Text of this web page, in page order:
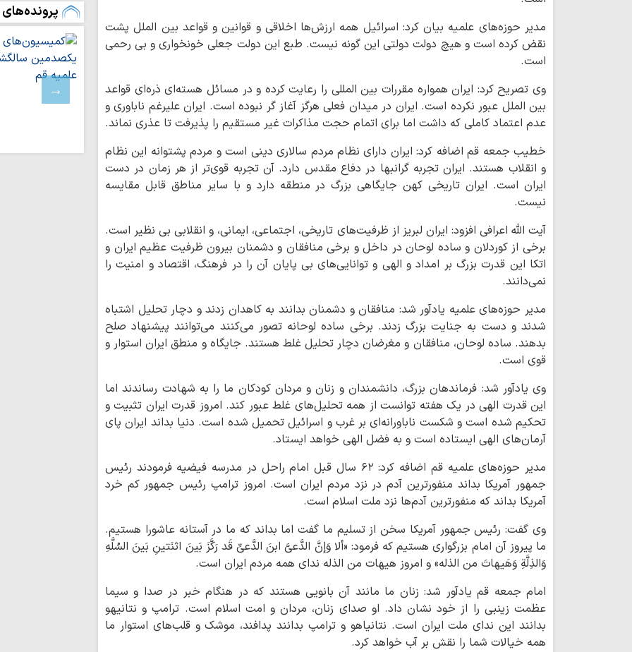
مدیر حوزه‌های علمیه بیان کرد: اسرائیل همه ارزش‌ها اخلاقی و قوانین و قواعد بین الملل پشت
نقض کرده است و هیچ دولت دولتی این گونه نیست. طبع این دولت جعلی خونخواری و بی رحمی
است.
وی تصریح کرد: ایران همواره مقررات بین المللی را رعایت کرده و در مسائل هسته‌ای ذره‌ای قواعد
بین الملل عبور نکرده است. ایران در میدان فعلی هرگز آغاز گر نبوده است. ایران علیرغم ناباوری و
عدم اعتماد کاملی که داشت اما برای اتمام حجت مذاکرات غیر مستقیم را پذیرفت تا عذری نماند.
خطیب جمعه قم اضافه کرد: ایران دارای نظام مردم سالاری دینی است و مردم پشتوانه این نظام
و انقلاب هستند. ایران تجربه گرانبها در دفاع مقدس دارد. آن تجربه قوی‌تر از هر زمان در دست
ایران است. ایران تاریخی کهن جایگاهی بزرگ در منطقه دارد و با سایر مناطق قابل مقایسه
نیست.
آیت الله اعرافی افزود: ایران لبریز از ظرفیت‌های تاریخی، اجتماعی، ایمانی، و انقلابی بی نظیر است.
برخی از کوردلان و ساده لوحان در داخل و برخی منافقان و دشمنان بیرون ظرفیت عظیم ایران و
اتکا این قدرت بزرگ بر امداد و الهی و توانایی‌های بی پایان آن را در فرهنگ، اقتصاد و امنیت را
نمی‌دانند.
مدیر حوزه‌های علمیه یادآور شد: منافقان و دشمنان بدانند به کاهدان زدند و دچار تحلیل اشتباه
شدند و دست به جنایت بزرگ زدند. برخی ساده لوحانه تصور می‌کنند می‌توانند پیشنهاد صلح
بدهند. ساده لوحان، منافقان و مغرضان دچار تحلیل غلط هستند. جایگاه و منطق ایران استوار و
قوی است.
وی یادآور شد: فرماندهان بزرگ، دانشمندان و زنان و مردان کودکان ما را به شهادت رساندند اما
این قدرت الهی در یک هفته توانست از همه تحلیل‌های غلط عبور کند. امروز قدرت ایران تثبیت و
تحکیم شده است و شکست ناباورانه‌ای بر غرب و اسرائیل تحمیل شده است. دنیا بداند ایران پای
آرمان‌های الهی ایستاده است و به فضل الهی خواهد ایستاد.
مدیر حوزه‌های علمیه قم اضافه کرد: ۶۲ سال قبل امام راحل در مدرسه فیضیه فرمودند رئیس
جمهور آمریکا بداند منفورترین آدم در نزد مردم ایران است. امروز ترامپ رئیس جمهور کم خرد
آمریکا بداند که منفورترین آدم‌ها نزد ملت اسلام است.
وی گفت: رئیس جمهور آمریکا سخن از تسلیم ما گفت اما بداند که ما در آستانه عاشورا هستیم.
ما پیروز آن امام بزرگواری هستیم که فرمود: «ألا وَإنَّ الدَّعیَّ ابنَ الدَّعیِّ قَد رَکَّزَ بَینَ اثنَتینِ بَینَ السُلَّهِ
وَالذِلَّةِ وَهَیهاتَ من الذله» و امروز هیهات من الذله ندای همه مردم ایران است.
امام جمعه قم یادآور شد: زنان ما مانند آن بانویی هستند که در هنگام خبر در صدا و سیما
عظمت زینبی را از خود نشان داد. او صدای زنان، مردان و امت اسلام است. ترامپ و نتانیهو
بدانند این ندای ملت ایران است. نتانیاهو و ترامپ بدانند پدافند، موشک و قلب‌های استوار ما
همه خیالات شما را نقش بر آب خواهد کرد.
دشمنان بر
متمرکز شده‌اند
تهدید
راهبردی دشمن است
هرگونه تعرض
کوبنده مواجه
آمریکا در
پرونده‌های